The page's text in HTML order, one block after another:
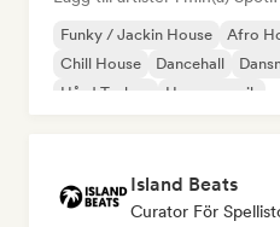
Funky / Jackin House
Afro
Chill House
Dancehall
Hård Techno
House-musik
Island Beats
Curator För